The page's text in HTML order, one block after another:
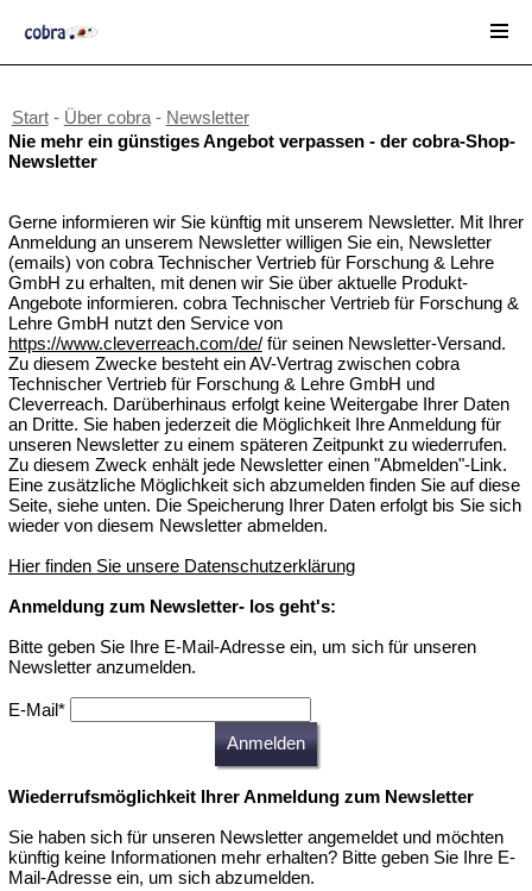
Start- Über cobra- Newsletter
Nie mehr ein günstiges Angebot verpassen - der cobra-Shop-
Newsletter
Gerne informieren wir Sie künftig mit unserem Newsletter. Mit Ihrer
Anmeldung an unserem Newsletter willigen Sie ein, Newsletter
(emails) von cobra Technischer Vertrieb für Forschung & Lehre
GmbH zu erhalten, mit denen wir Sie über aktuelle Produkt-
Angebote informieren. cobra Technischer Vertrieb für Forschung &
Lehre GmbH nutzt den Service von
https://www.cleverreach.com/de/für seinen Newsletter-Versand.
Zu diesem Zwecke besteht ein AV-Vertrag zwischen cobra
Technischer Vertrieb für Forschung & Lehre GmbH und
Cleverreach. Darüberhinaus erfolgt keine Weitergabe Ihrer Daten
an Dritte. Sie haben jederzeit die Möglichkeit Ihre Anmeldung für
unseren Newsletter zu einem späteren Zeitpunkt zu wiederrufen.
Zu diesem Zweck enhält jede Newsletter einen "Abmelden"-Link.
Eine zusätzliche Möglichkeit sich abzumelden finden Sie auf diese
Seite, siehe unten. Die Speicherung Ihrer Daten erfolgt bis Sie sich
wieder von diesem Newsletter abmelden.
Hier finden Sie unsere Datenschutzerklärung
Anmeldung zum Newsletter- los geht's:
Bitte geben Sie Ihre E-Mail-Adresse ein, um sich für unseren
Newsletter anzumelden.
E-Mail*
Anmelden
Wiederrufsmöglichkeit Ihrer Anmeldung zum Newsletter
Sie haben sich für unseren Newsletter angemeldet und möchten
künftig keine Informationen mehr erhalten? Bitte geben Sie Ihre E-
Mail-Adresse ein, um sich abzumelden.